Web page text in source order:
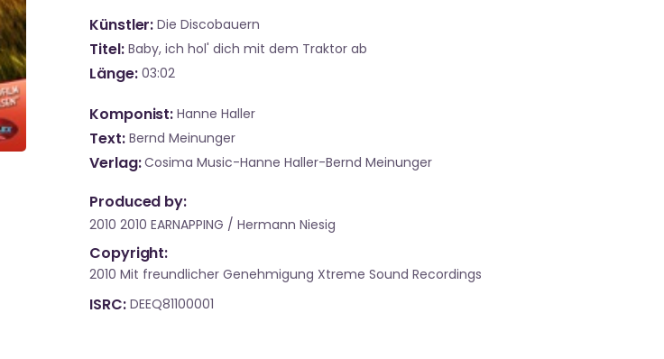
Künstler Die Discobauern
Titel Baby, ich hol' dich mit dem Traktor ab
Länge 03:02
Komponist Hanne Haller
Text Bernd Meinunger
Verlag Cosima Music-Hanne Haller-Bernd Meinunger
Produced by:
2010 2010 EARNAPPING / Hermann Niesig
Copyright:
2010 Mit freundlicher Genehmigung Xtreme Sound Recordings
ISRC DEEQ81100001